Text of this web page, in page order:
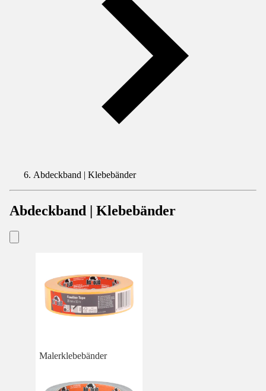
Abdeckband | Klebebänder
Abdeckband | Klebebänder
Malerklebebänder